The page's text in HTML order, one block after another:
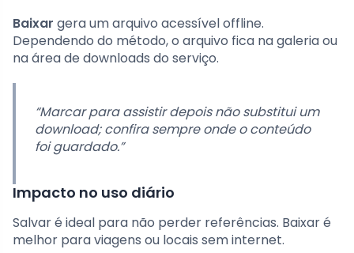
Baixar gera um arquivo acessível offline.
Dependendo do método, o arquivo fica na galeria ou
na área de downloads do serviço.
“Marcar para assistir depois não substitui um
download; confira sempre onde o conteúdo
foi guardado.”
Impacto no uso diário
Salvar é ideal para não perder referências. Baixar é
melhor para viagens ou locais sem internet.